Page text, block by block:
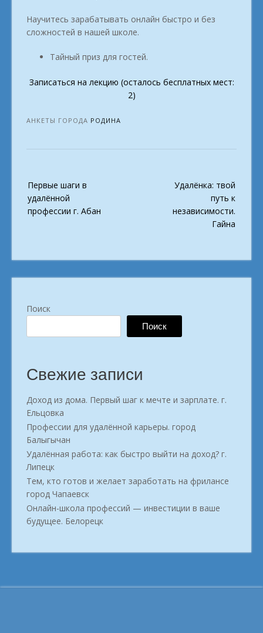
Научитесь зарабатывать онлайн быстро и без
сложностей в нашей школе.
Тайный приз для гостей.
Записаться на лекцию (осталось бесплатных мест:
2)
АНКЕТЫ ГОРОДА РОДИНА
navigation
Первые шаги в
удалённой
профессии г. Абан
Удалёнка: твой
путь к
независимости.
Гайна
Поиск
Поиск
Свежие записи
Доход из дома. Первый шаг к мечте и зарплате. г.
Ельцовка
Профессии для удалённой карьеры. город
Балыгычан
Удалённая работа: как быстро выйти на доход? г.
Липецк
Тем, кто готов и желает заработать на фрилансе
город Чапаевск
Онлайн-школа профессий — инвестиции в ваше
будущее. Белорецк